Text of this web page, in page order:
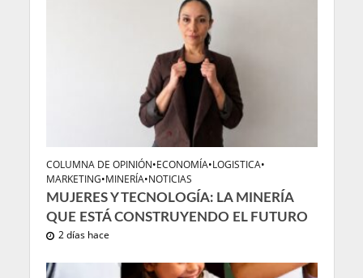
COLUMNA DE OPINIÓN•ECONOMÍA•LOGISTICA•
MARKETING•MINERÍA•NOTICIAS
MUJERES Y TECNOLOGÍA: LA MINERÍA
QUE ESTÁ CONSTRUYENDO EL FUTURO
2 días hace